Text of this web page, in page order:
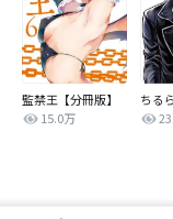
監禁王【分冊版】
15.0万